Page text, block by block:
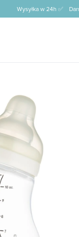
Wysyłka w 24h ✅